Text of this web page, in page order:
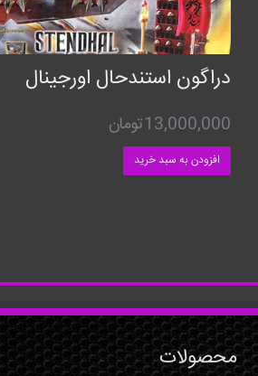
دراگون استندحال اورجینال
13,000,000تومان
افزودن به سبد خرید
محصولات